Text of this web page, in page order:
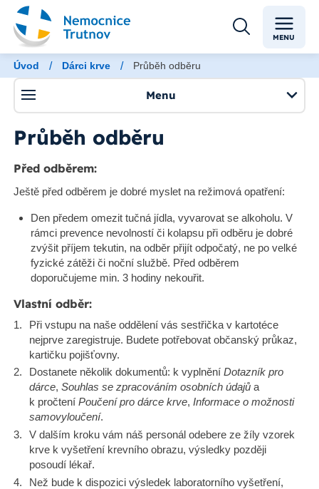
MENU
Úvod / Dárci krve / Průběh odběru
Menu
Průběh odběru
Před odběrem:
Ještě před odběrem je dobré myslet na režimová opatření:
Den předem omezit tučná jídla, vyvarovat se alkoholu. V
rámci prevence nevolností či kolapsu při odběru je dobré
zvýšit příjem tekutin, na odběr přijít odpočatý, ne po velké
fyzické zátěži či noční službě. Před odběrem
doporučujeme min. 3 hodiny nekouřit.
Vlastní odběr:
Při vstupu na naše oddělení vás sestřička v kartotéce
nejprve zaregistruje. Budete potřebovat občanský průkaz,
kartičku pojišťovny.
Dostanete několik dokumentů: k vyplnění Dotazník pro
dárce, Souhlas se zpracováním osobních údajů a
k pročtení Poučení pro dárce krve, Informace o možnosti
samovyloučení.
V dalším kroku vám náš personál odebere ze žíly vzorek
krve k vyšetření krevního obrazu, výsledky později
posoudí lékař.
Než bude k dispozici výsledek laboratorního vyšetření,